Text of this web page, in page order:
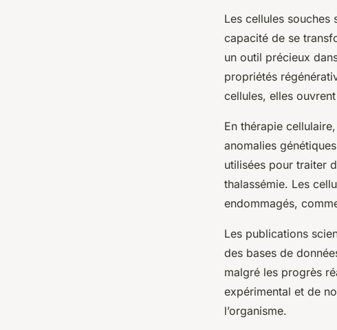
Les cellules souches
capacité de se
un outil précieux
propriétés
cellules, elles
En thérapie cellulaire
anomalies
utilisées pour traiter
thalassémie. Les
endommagés,
Les publications
des bases de
malgré les progrès
expérimental et de
l’organisme.